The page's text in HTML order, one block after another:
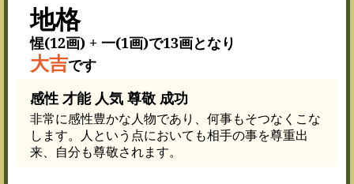
地格
惺(12画) + 一(1画)で13画となり
大吉です
感性 才能 人気 尊敬 成功
非常に感性豊かな人物であり、何事もそつなくこな
します。人という点においても相手の事を尊重出
来、自分も尊敬されます。